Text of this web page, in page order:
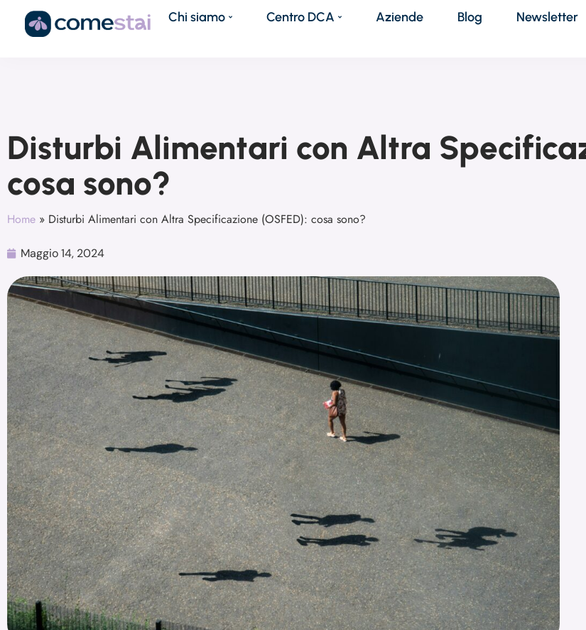
Chi siamo Centro DCA Aziende Blog Newsletter
Disturbi Alimentari con Altra
cosa sono?
Home » Disturbi Alimentari con Altra Specificazione (OSFED): cosa sono?
Maggio 14, 2024